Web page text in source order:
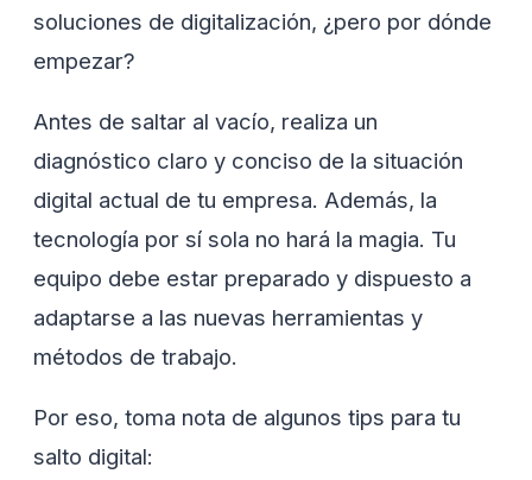
soluciones de digitalización, ¿pero por dónde
empezar?
Antes de saltar al vacío, realiza un
diagnóstico claro y conciso de la situación
digital actual de tu empresa. Además, la
tecnología por sí sola no hará la magia. Tu
equipo debe estar preparado y dispuesto a
adaptarse a las nuevas herramientas y
métodos de trabajo.
Por eso, toma nota de algunos tips para tu
salto digital: